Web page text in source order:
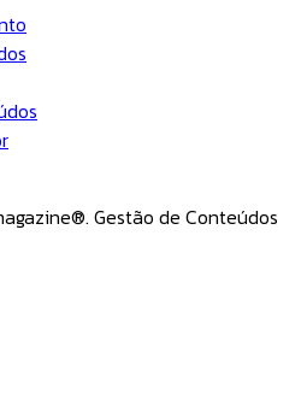
Gestão de Conteúdos